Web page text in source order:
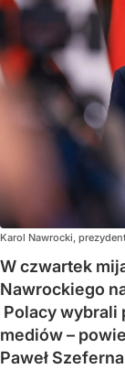
Karol Nawrocki,
W czwartek
Nawrockiego
Polacy wybrali
mediów –
Paweł